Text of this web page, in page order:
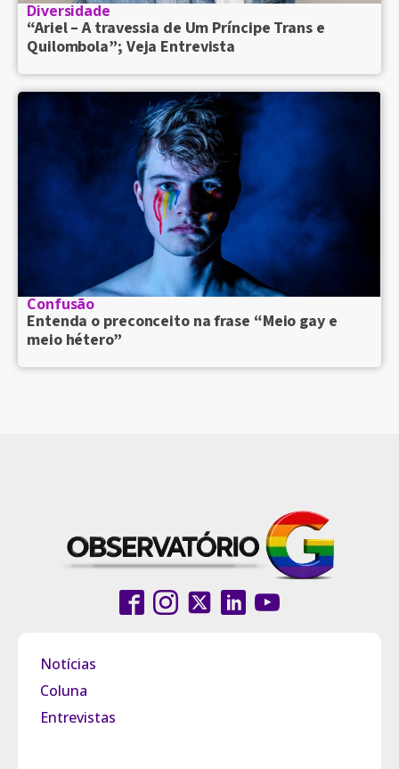
Diversidade
“Ariel – A travessia de Um Príncipe Trans e
Quilombola”; Veja Entrevista
Confusão
Entenda o preconceito na frase “Meio gay e
meio hétero”
Notícias
Coluna
Entrevistas